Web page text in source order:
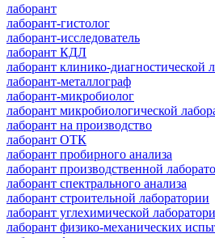
лаборант
лаборант-гистолог
лаборант-исследователь
лаборант КДЛ
лаборант клинико-диагностической
лаборант-металлограф
лаборант-микробиолог
лаборант микробиологической
лаборант на производство
лаборант ОТК
лаборант пробирного анализа
лаборант производственной
лаборант спектрального анализа
лаборант строительной лаборатории
лаборант углехимической
лаборант физико-механических